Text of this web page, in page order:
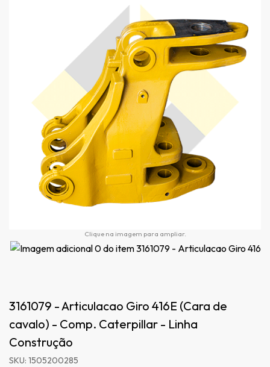
Clique na imagem para ampliar.
3161079 - Articulacao Giro 416E (Cara de
cavalo) - Comp. Caterpillar - Linha
Construção
SKU: 1505200285